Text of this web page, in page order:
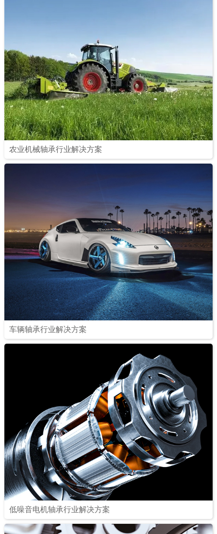
1 2
农业机械轴承行业解决方案
车辆轴承行业解决方案
低噪音电机轴承行业解决方案